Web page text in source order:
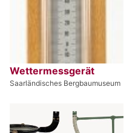
Wettermessgerät
Saarländisches Bergbaumuseum